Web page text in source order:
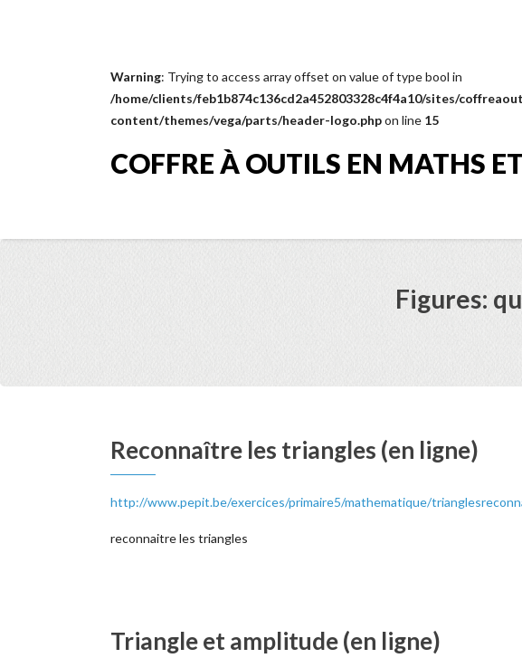
Warning: Trying to access array offset on value of type bool in
/home/clients/feb1b874c136cd2a452803328c4f4a10/sites/
content/themes/vega/parts/header-logo.phpon line 15
COFFRE À OUTILS EN MATHS
Figures:
Reconnaître les triangles (en ligne)
http://www.pepit.be/exercices/primaire5/mathematique/
reconnaitre les triangles
Triangle et amplitude (en ligne)